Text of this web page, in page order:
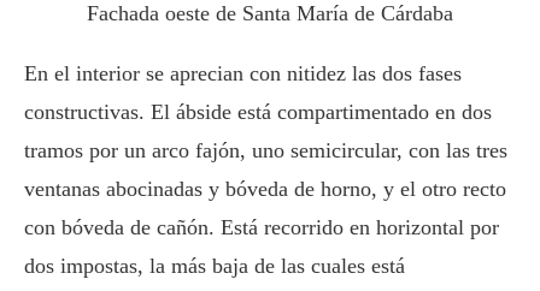
Fachada oeste de Santa María de Cárdaba
En el interior se aprecian con nitidez las dos fases
constructivas. El ábside está compartimentado en dos
tramos por un arco fajón, uno semicircular, con las tres
ventanas abocinadas y bóveda de horno, y el otro recto
con bóveda de cañón. Está recorrido en horizontal por
dos impostas, la más baja de las cuales está